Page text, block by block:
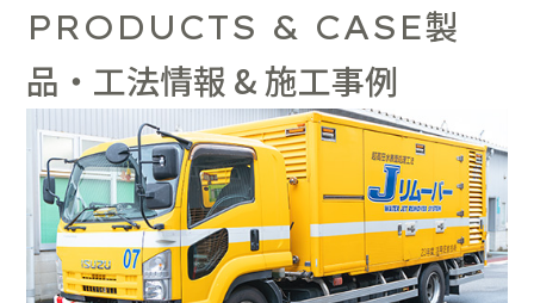
PRODUCTS & CASE製
品・工法情報 & 施工事例